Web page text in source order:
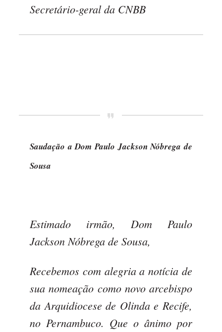
Secretário-geral da CNBB
Saudação a Dom Paulo Jackson Nóbrega de
Sousa
Estimado irmão, Dom Paulo
Jackson Nóbrega de Sousa,
Recebemos com alegria a notícia de
sua nomeação como novo arcebispo
da Arquidiocese de Olinda e Recife,
no Pernambuco. Que o ânimo por